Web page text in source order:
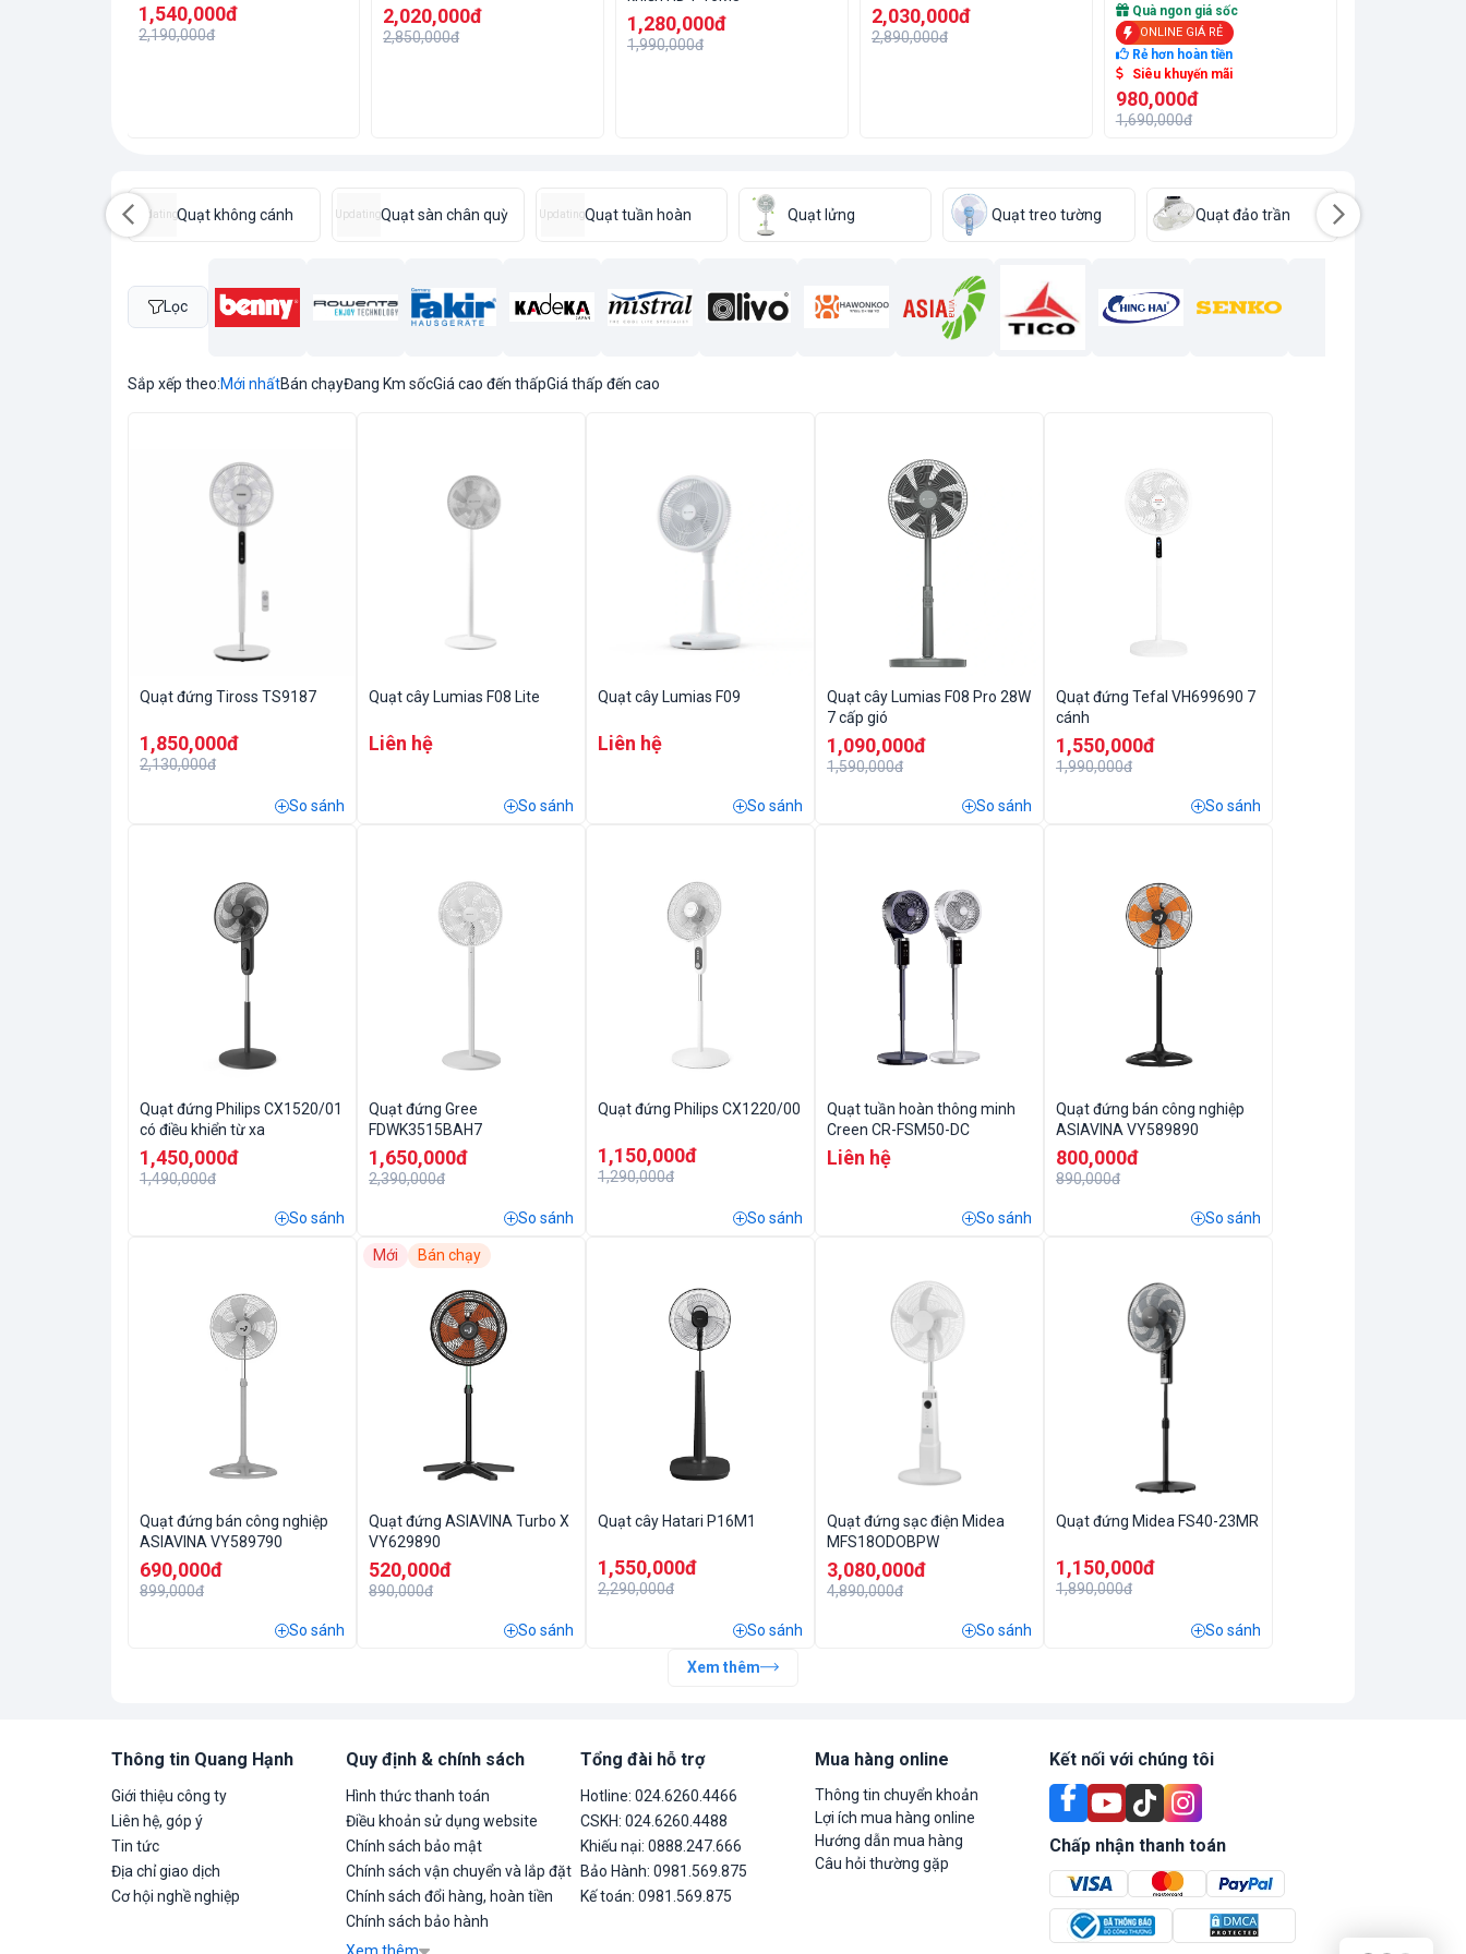
1,540,000đ
2,190,000đ
2,020,000đ
2,850,000đ
1,280,000đ
1,990,000đ
2,030,000đ
2,890,000đ
Quà ngon giá sốc
ONLINE GIÁ RẺ
Rẻ hơn hoàn tiền
Siêu khuyến mãi
980,000đ
1,690,000đ
UpdatingQuạt không cánh UpdatingQuạt sàn chân quỳ UpdatingQuạt tuần hoàn Quạt lửng Quạt treo tường Quạt đảo trần
Lọc
Sắp xếp theo:Mới nhấtBán chạyĐang Km sốcGiá cao đến thấpGiá thấp đến cao
Quạt đứng Tiross TS9187
1,850,000đ
2,130,000đ
So sánh
Quạt cây Lumias F08 Lite
Liên hệ
So sánh
Quạt cây Lumias F09
Liên hệ
So sánh
Quạt cây Lumias F08 Pro 28W
7 cấp gió
1,090,000đ
1,590,000đ
So sánh
Quạt đứng Tefal VH699690 7
cánh
1,550,000đ
1,990,000đ
So sánh
Quạt đứng Philips CX1520/01
có điều khiển từ xa
1,450,000đ
1,490,000đ
So sánh
Quạt đứng Gree
FDWK3515BAH7
1,650,000đ
2,390,000đ
So sánh
Quạt đứng Philips CX1220/00
1,150,000đ
1,290,000đ
So sánh
Quạt tuần hoàn thông minh
Creen CR-FSM50-DC
Liên hệ
So sánh
Quạt đứng bán công nghiệp
ASIAVINA VY589890
800,000đ
890,000đ
So sánh
Quạt đứng bán công nghiệp
ASIAVINA VY589790
690,000đ
899,000đ
So sánh
Mới Bán chạy
Quạt đứng ASIAVINA Turbo X
VY629890
520,000đ
890,000đ
So sánh
Quạt cây Hatari P16M1
1,550,000đ
2,290,000đ
So sánh
Quạt đứng sạc điện Midea
MFS18ODOBPW
3,080,000đ
4,890,000đ
So sánh
Quạt đứng Midea FS40-23MR
1,150,000đ
1,890,000đ
So sánh
Xem thêm
Thông tin Quang Hạnh
Giới thiệu công ty
Liên hệ, góp ý
Tin tức
Địa chỉ giao dịch
Cơ hội nghề nghiệp
Quy định & chính sách
Hình thức thanh toán
Điều khoản sử dụng website
Chính sách bảo mật
Chính sách vận chuyển và lắp đặt
Chính sách đổi hàng, hoàn tiền
Chính sách bảo hành
Tổng đài hỗ trợ
Hotline: 024.6260.4466
CSKH: 024.6260.4488
Khiếu nại: 0888.247.666
Bảo Hành: 0981.569.875
Kế toán: 0981.569.875
Mua hàng online
Thông tin chuyển khoản
Lợi ích mua hàng online
Hướng dẫn mua hàng
Câu hỏi thường gặp
Kết nối với chúng tôi
Chấp nhận thanh toán